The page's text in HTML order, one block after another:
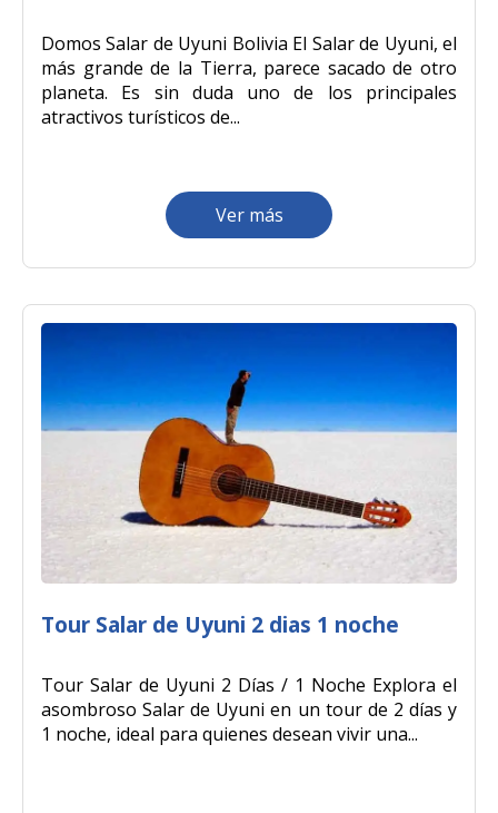
Domos Salar de Uyuni Bolivia El Salar de Uyuni, el
más grande de la Tierra, parece sacado de otro
planeta. Es sin duda uno de los principales
atractivos turísticos de...
Ver más
Tour Salar de Uyuni 2 dias 1 noche
Tour Salar de Uyuni 2 Días / 1 Noche Explora el
asombroso Salar de Uyuni en un tour de 2 días y
1 noche, ideal para quienes desean vivir una...